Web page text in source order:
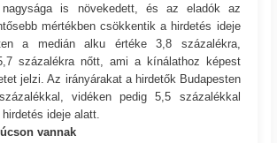
is növekedett, és az eladók az
mértékben csökkentik a hirdetés ideje
a medián alku értéke 3,8 százalékra,
százalékra nőtt, ami a kínálathoz képest
jelzi. Az irányárakat a hirdetők Budapesten
vidéken pedig 5,5 százalékkal
ideje alatt.
vannak